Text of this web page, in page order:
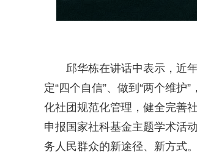
邱华栋在讲话中表示，近
定“四个自信”、做到“两个维护
化社团规范化管理，健全完善
申报国家社科基金主题学术活
务人民群众的新途径、新方式